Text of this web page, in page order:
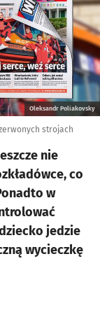
Oleksandr Poliakovsky
strojach
nie
co
w
jedzie
wycieczkę